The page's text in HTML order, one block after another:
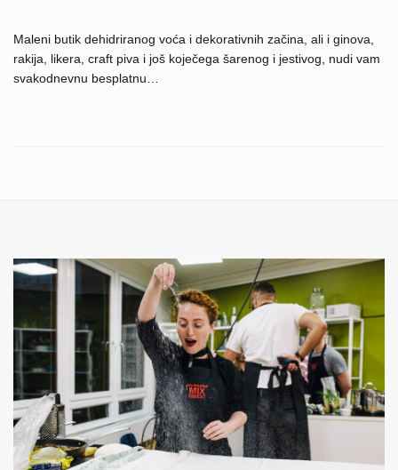
Maleni butik dehidriranog voća i dekorativnih začina, ali i ginova,
rakija, likera, craft piva i još koječega šarenog i jestivog, nudi vam
svakodnevnu besplatnu…